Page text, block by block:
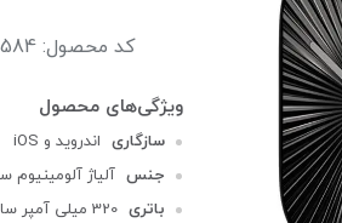
کد محصول: 62584
سازگاری اندروید و iOS
جنس آلیاژ
باتری 320 میلی آمپر ساعت با شارژ بی سیم